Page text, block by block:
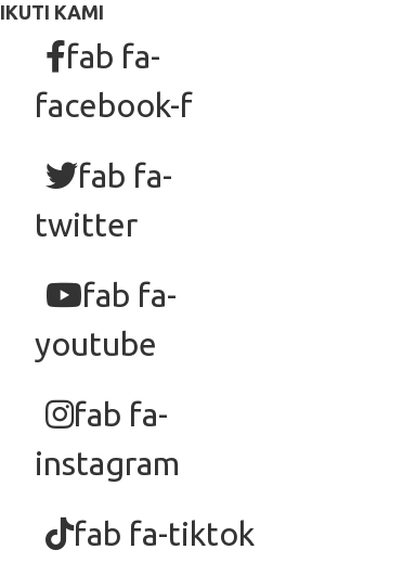
IKUTI KAMI
fab fa-
facebook-f
fab fa-
twitter
fab fa-
youtube
fab fa-
instagram
fab fa-tiktok